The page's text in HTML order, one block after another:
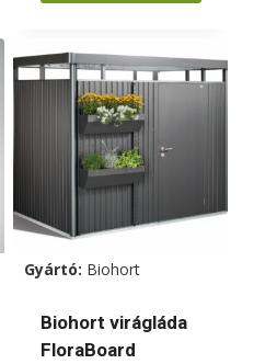
terméknek
több
variációja
változatok
termékoldalon
választhatók
ki
Gyártó: Biohort
Biohort virágláda
FloraBoard